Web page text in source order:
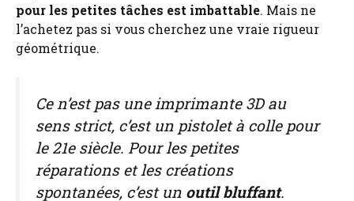
pour les petites tâches est imbattable. Mais ne
l’achetez pas si vous cherchez une vraie rigueur
géométrique.
Ce n’est pas une imprimante 3D au
sens strict, c’est un pistolet à colle pour
le 21e siècle. Pour les petites
réparations et les créations
spontanées, c’est un outil bluffant.